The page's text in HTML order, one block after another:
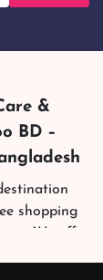
&
BD –
shopping
We offer
preferred